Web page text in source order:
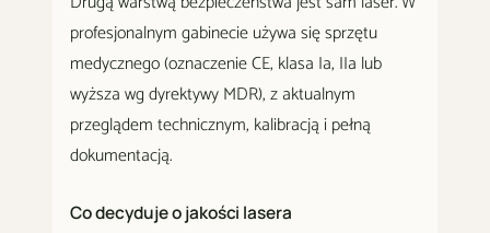
profesjonalnym gabinecie używa się sprzętu
medycznego (oznaczenie CE, klasa Ia, IIa lub
wyższa wg dyrektywy MDR), z aktualnym
przeglądem technicznym, kalibracją i pełną
dokumentacją.
Co decyduje o jakości lasera